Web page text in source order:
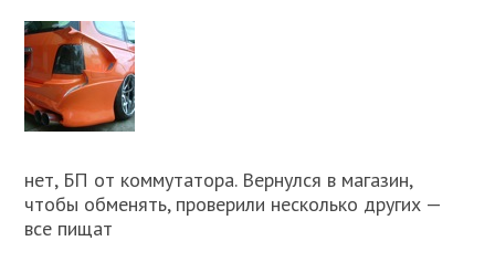
нет, БП от коммутатора. Вернулся в магазин,
чтобы обменять, проверили несколько других —
все пищат